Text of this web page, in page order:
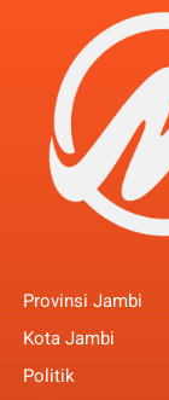
Provinsi Jambi
Kota Jambi
Politik